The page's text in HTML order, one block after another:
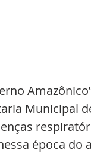
Municipal
época do